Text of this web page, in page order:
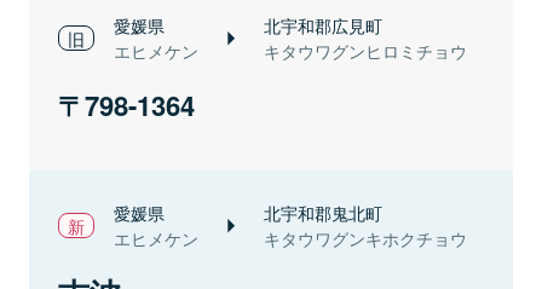
愛媛県
エヒメケン
北宇和郡広見町
キタウワグンヒロミチョウ
798-1364
愛媛県
エヒメケン
北宇和郡鬼北町
キタウワグンキホクチョウ